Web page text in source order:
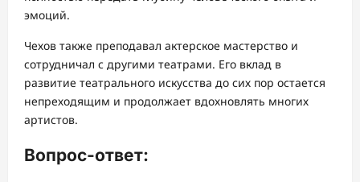
эмоций.
Чехов также преподавал актерское мастерство и
сотрудничал с другими театрами. Его вклад в
развитие театрального искусства до сих пор остается
непреходящим и продолжает вдохновлять многих
артистов.
Вопрос-ответ: